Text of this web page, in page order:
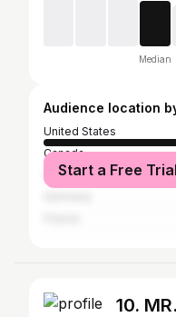
Median
Audience location
United States
Canada
United Kingdom
Start a Free
10.